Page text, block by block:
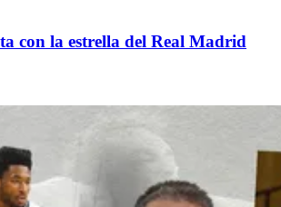
con la estrella del Real Madrid